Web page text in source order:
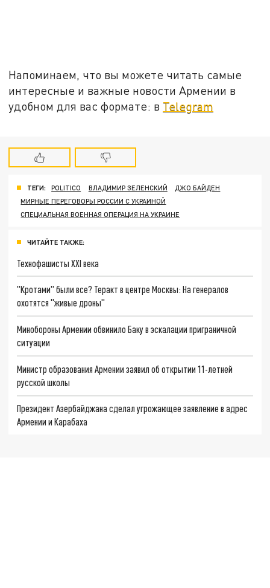
Напоминаем, что вы можете читать самые
интересные и важные новости Армении в
удобном для вас формате: в Telegram
ТЕГИ: POLITICO ВЛАДИМИР ЗЕЛЕНСКИЙ
ДЖО БАЙДЕН
МИРНЫЕ ПЕРЕГОВОРЫ РОССИИ С УКРАИНОЙ
СПЕЦИАЛЬНАЯ ВОЕННАЯ ОПЕРАЦИЯ НА УКРАИНЕ
ЧИТАЙТЕ ТАКЖЕ:
Технофашисты XXI века
"Кротами" были все? Теракт в центре Москвы: На генералов
охотятся "живые дроны"
Минобороны Армении обвинило Баку в эскалации приграничной
ситуации
Министр образования Армении заявил об открытии 11-летней
русской школы
Президент Азербайджана сделал угрожающее заявление в адрес
Армении и Карабаха